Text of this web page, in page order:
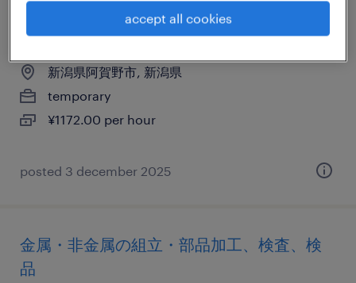
金属・非金属のマシンオペレーター、組
立・部品加工、検品
新潟県阿賀野市, 新潟県
temporary
¥1172.00 per hour
posted 3 december 2025
金属・非金属の組立・部品加工、検査、検
品
accept all cookies